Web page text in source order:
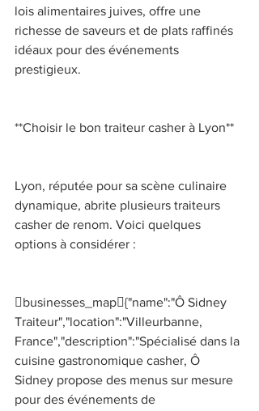
lois alimentaires juives, offre une
richesse de saveurs et de plats raffinés
idéaux pour des événements
prestigieux.
**Choisir le bon traiteur casher à Lyon**
Lyon, réputée pour sa scène culinaire
dynamique, abrite plusieurs traiteurs
casher de renom. Voici quelques
options à considérer :
businesses_map{"name":"Ô Sidney
Traiteur","location":"Villeurbanne,
France","description":"Spécialisé dans la
cuisine gastronomique casher, Ô
Sidney propose des menus sur mesure
pour des événements de